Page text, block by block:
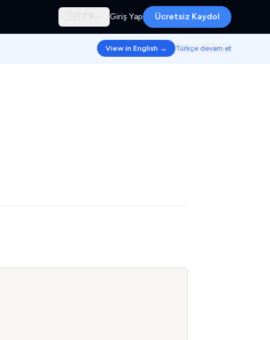
🇹🇷 TR Giriş Yap Ücretsiz Kaydol
View in English → Türkçe devam et